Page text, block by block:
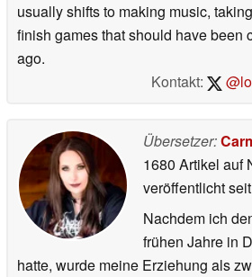
usually shifts to making music,
finish games that should have been
ago.
Kontakt:
Übersetzer:
1680 Artikel auf
veröffentlicht
Nachdem ich
frühen Jahre in
hatte, wurde meine Erziehung als